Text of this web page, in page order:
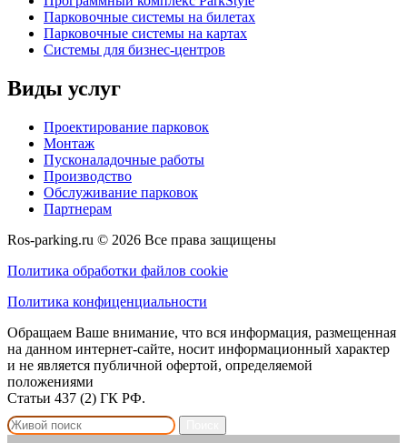
Парковочные системы на билетах
Парковочные системы на картах
Системы для бизнес-центров
Виды услуг
Проектирование парковок
Монтаж
Пусконаладочные работы
Производство
Обслуживание парковок
Партнерам
Ros-parking.ru © 2026 Все права защищены
Политика обработки файлов cookie
Политика конфиценциальности
Обращаем Ваше внимание, что вся информация, размещенная
на данном интернет-сайте, носит информационный характер
и не является публичной офертой, определяемой
положениями
Статьи 437 (2) ГК РФ.